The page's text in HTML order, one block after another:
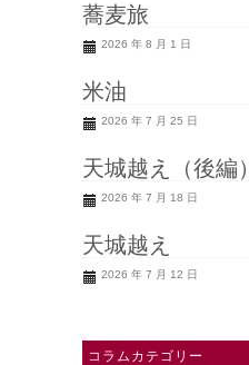
蕎麦旅
2026 年 8 月 1 日
米油
2026 年 7 月 25 日
天城越え（後編）
2026 年 7 月 18 日
天城越え
2026 年 7 月 12 日
コラムカテゴリー